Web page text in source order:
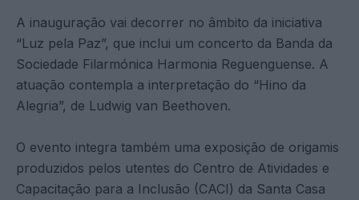
A inauguração vai decorrer no âmbito da iniciativa
“Luz pela Paz”, que inclui um concerto da Banda da
Sociedade Filarmónica Harmonia Reguenguense. A
atuação contempla a interpretação do “Hino da
Alegria”, de Ludwig van Beethoven.
O evento integra também uma exposição de origamis
produzidos pelos utentes do Centro de Atividades e
Capacitação para a Inclusão (CACI) da Santa Casa